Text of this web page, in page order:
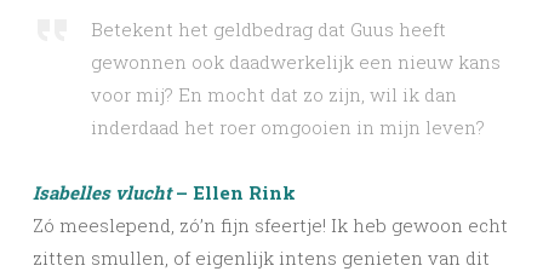
Betekent het geldbedrag dat Guus heeft
gewonnen ook daadwerkelijk een nieuw kans
voor mij? En mocht dat zo zijn, wil ik dan
inderdaad het roer omgooien in mijn leven?
Isabelles vlucht– Ellen Rink
Zó meeslepend, zó’n fijn sfeertje! Ik heb gewoon echt
zitten smullen, of eigenlijk intens genieten van dit